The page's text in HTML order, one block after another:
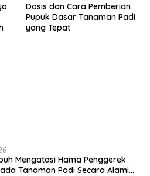
Dosis dan Cara Pemberian
Pupuk Dasar Tanaman Padi
yang Tepat
Mengatasi Hama Penggerek
Tanaman Padi Secara Alami